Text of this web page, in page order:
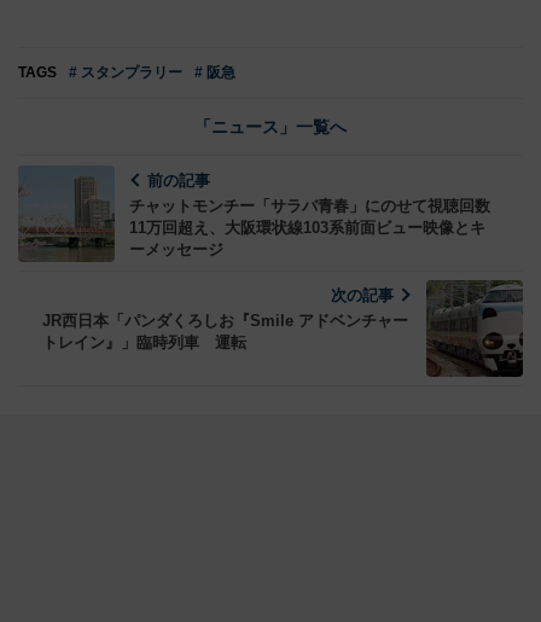
TAGS # スタンプラリー # 阪急
「ニュース」一覧へ
前の記事
チャットモンチー「サラバ青春」にのせて視聴回数
11万回超え、大阪環状線103系前面ビュー映像とキ
ーメッセージ
次の記事
JR西日本「パンダくろしお『Smile アドベンチャー
トレイン』」臨時列車 運転